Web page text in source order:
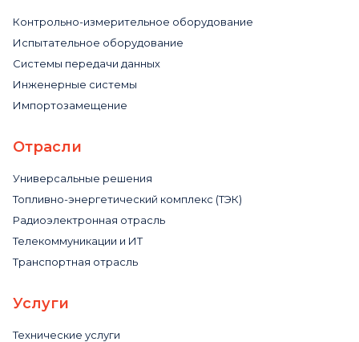
Контрольно-измерительное оборудование
Испытательное оборудование
Системы передачи данных
Инженерные системы
Импортозамещение
Отрасли
Универсальные решения
Топливно-энергетический комплекс (ТЭК)
Радиоэлектронная отрасль
Телекоммуникации и ИТ
Транспортная отрасль
Услуги
Технические услуги